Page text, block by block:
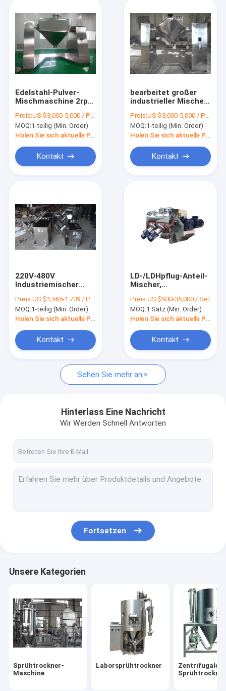
Produkte
Über uns
Fabrik-Ausflug
Fordern Sie ein Zitat
Sprühtrockner-Maschine
Laborsprühtrockner
Druck-Sprühtrockner
Trockene Granulations-Maschine
trockenere Maschine des Frostes
Fließbett-Trockner
Klärschlamm-Trockner
Edelstahl-Pulver-
Mischmaschine 2rpm
Quadrat-20rpm
Preis:US $3,000-5,000 / Piece
MOQ:1-teilig (Min. Order)
Holen Sie sich aktuelle Preis
Kontakt
bearbeitet großer
industrieller Mischer
quadratischen Kegel-
Mischer für
Nahrung/Chemikalie
Preis:US $3,000-5,000 / Piece
MOQ:1-teilig (Min. Order)
Holen Sie sich aktuelle Preis
Kontakt
220V-480V
Industriemischer
Powder 20r/Min
Preis:US $1,565-1,739 / Piece
MOQ:1-teilig (Min. Order)
Holen Sie sich aktuelle Preis
Kontakt
LD-/LDHpflug-Anteil-
Mischer,
Mischer-Maschine
des Band-SS304
Preis:US $930-35,000 / Set
MOQ:1 Satz (Min. Order)
Holen Sie sich aktuelle Preis
Kontakt
Sehen Sie mehr an
Hinterlass Eine Nachricht
Wir Werden Schnell Antworten
Fortsetzen
Unsere Kategorien
Sprühtrockner-
Maschine
Laborsprühtrockner
Zentrifugaler
Sprühtrockner